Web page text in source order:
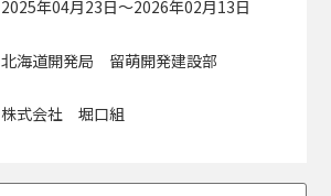
2025年04月23日～2026年02月13日
北海道開発局 留萌開発建設部
株式会社 堀口組